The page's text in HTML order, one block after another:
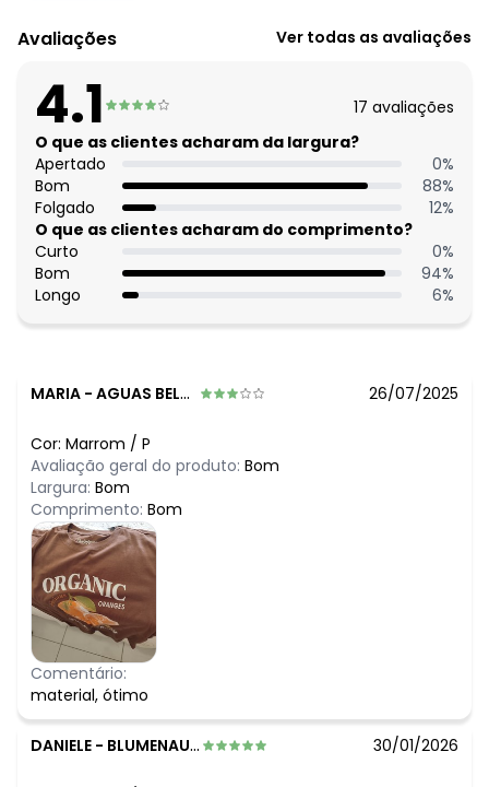
Avaliações Ver todas as avaliações
4.1 17 avaliações
O que as clientes acharam da largura?
Apertado
0%
Bom
88%
Folgado
12%
O que as clientes acharam do comprimento?
Curto
0%
Bom
94%
Longo
6%
MARIA - AGUAS BELAS - PE 26/07/2025
Cor: Marrom / P
Avaliação geral do produto: Bom
Largura: Bom
Comprimento: Bom
Comentário:
material, ótimo
DANIELE - BLUMENAU - SC 30/01/2026